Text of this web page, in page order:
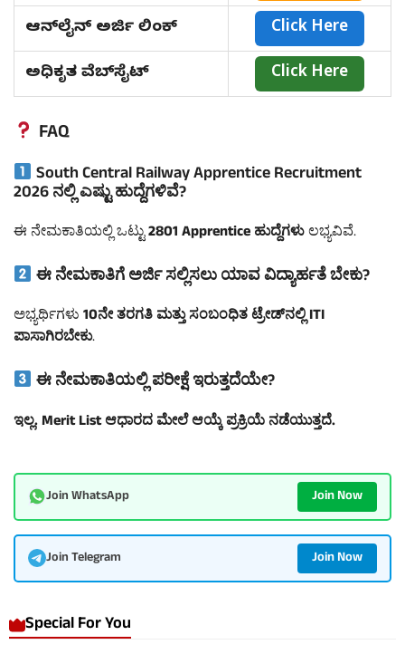
ಆನ್‌ಲೈನ್ ಅರ್ಜಿ ಲಿಂಕ್ Click Here
ಅಧಿಕೃತ ವೆಬ್‌ಸೈಟ್ Click Here
FAQ
South Central Railway Apprentice Recruitment
2026 ನಲ್ಲಿ ಎಷ್ಟು ಹುದ್ದೆಗಳಿವೆ?
ಈ ನೇಮಕಾತಿಯಲ್ಲಿ ಒಟ್ಟು2801 Apprentice ಹುದ್ದೆಗಳುಲಭ್ಯವಿವೆ.
ಈ ನೇಮಕಾತಿಗೆ ಅರ್ಜಿ ಸಲ್ಲಿಸಲು ಯಾವ ವಿದ್ಯಾರ್ಹತೆ ಬೇಕು?
ಅಭ್ಯರ್ಥಿಗಳು10ನೇ ತರಗತಿ ಮತ್ತು ಸಂಬಂಧಿತ ಟ್ರೇಡ್‌ನಲ್ಲಿ ITI
ಪಾಸಾಗಿರಬೇಕು.
ಈ ನೇಮಕಾತಿಯಲ್ಲಿ ಪರೀಕ್ಷೆ ಇರುತ್ತದೆಯೇ?
ಇಲ್ಲ.Merit List ಆಧಾರದ ಮೇಲೆ ಆಯ್ಕೆ ಪ್ರಕ್ರಿಯೆ ನಡೆಯುತ್ತದೆ.
Join WhatsApp Join Now
Join Telegram Join Now
Special For You